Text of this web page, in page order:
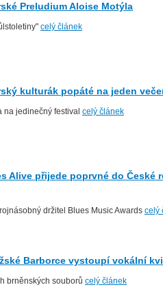
Preludium Aloise Motýla
celý článek
kulturák popáté na jeden
na jedinečný festival celý článek
Alive přijede poprvné do České
držitel Blues Music Awards celý
Barborce vystoupí vokální
brněnských souborů celý článek